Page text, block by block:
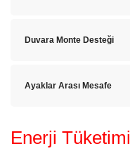
Duvara Monte Desteği
Ayaklar Arası Mesafe
Enerji Tüketimi